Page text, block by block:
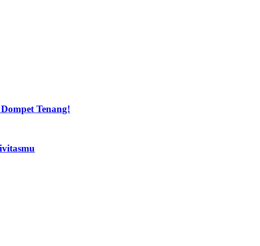
Tenang!